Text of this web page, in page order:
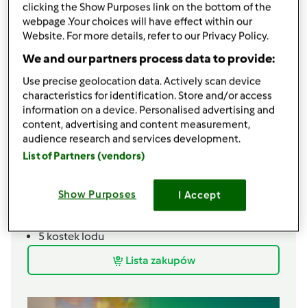
Składniki
500gmleka,pełnotłuste
400gcukru
100gkakao
150/200galkoholu,wódka czysta lub spirytus
Drink Monte
likieru czekoladowego
gzimnego mleka
5kostek lodu
Lista zakupów
clicking the Show Purposes link on the bottom of the
webpage .Your choices will have effect within our
Website. For more details, refer to our Privacy Policy.
We and our partners process data to provide:
Use precise geolocation data. Actively scan device
characteristics for identification. Store and/or access
information on a device. Personalised advertising and
content, advertising and content measurement,
audience research and services development.
List of Partners (vendors)
Show Purposes I Accept